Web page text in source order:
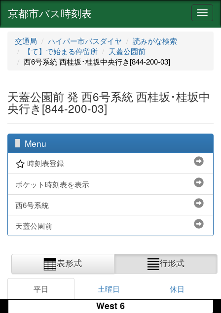
ナ
ビ
京都市バス時刻表
交通局 ハイパー市バスダイヤ
読みがな検索
【て】で始まる停留所
天蓋公園前
西6号系統 西桂坂･桂坂中央行き[844-200-03]
天蓋公園前 発 西6号系統 西桂坂･桂坂中
央行き[844-200-03]
Menu
時刻表登録
ポケット時刻表を表示
西6号系統
天蓋公園前
表形式 行形式
平日 土曜日 休日
West 6